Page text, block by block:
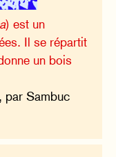
) est un
Il se répartit
un bois
par Sambuc